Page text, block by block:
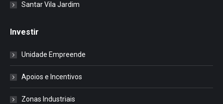
Santar Vila Jardim
Investir
Unidade Empreende
Apoios e Incentivos
Zonas Industriais